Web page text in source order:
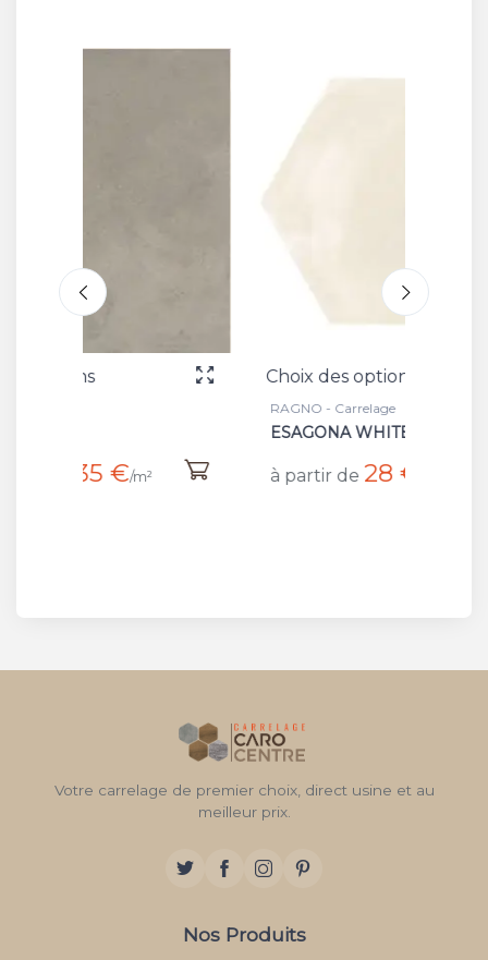
Choix des options
à partir de /m²
Votre carrelage de premier choix, direct usine et au
meilleur prix.
Nos Produits